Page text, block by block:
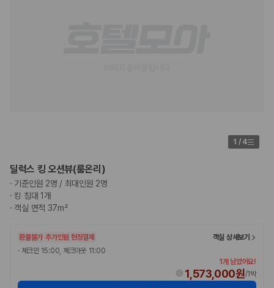
1 / 4
딜럭스 킹 오션뷰(룸온리)
· 기준인원 2명 / 최대인원 2명
·킹 침대 1개
·객실 면적 37m²
환불불가 추가인원 현장결제
객실 상세보기
· 체크인 15:00, 체크아웃 11:00
1개 남았어요!
1,573,000원/1박